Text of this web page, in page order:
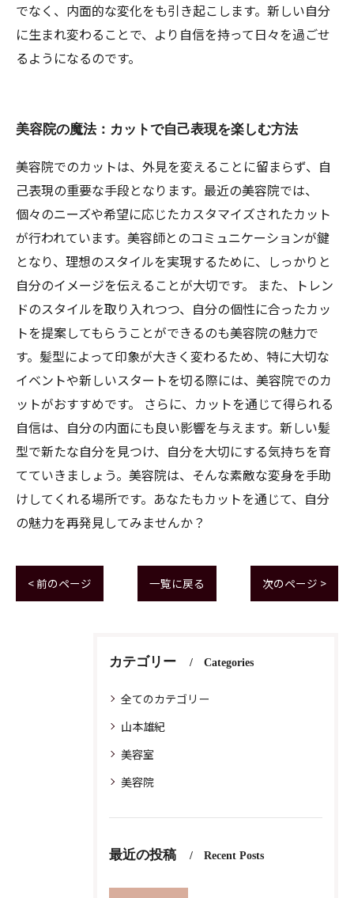
でなく、内面的な変化をも引き起こします。新しい自分
に生まれ変わることで、より自信を持って日々を過ごせ
るようになるのです。
美容院の魔法：カットで自己表現を楽しむ方法
美容院でのカットは、外見を変えることに留まらず、自
己表現の重要な手段となります。最近の美容院では、
個々のニーズや希望に応じたカスタマイズされたカット
が行われています。美容師とのコミュニケーションが鍵
となり、理想のスタイルを実現するために、しっかりと
自分のイメージを伝えることが大切です。 また、トレン
ドのスタイルを取り入れつつ、自分の個性に合ったカッ
トを提案してもらうことができるのも美容院の魅力で
す。髪型によって印象が大きく変わるため、特に大切な
イベントや新しいスタートを切る際には、美容院でのカ
ットがおすすめです。 さらに、カットを通じて得られる
自信は、自分の内面にも良い影響を与えます。新しい髪
型で新たな自分を見つけ、自分を大切にする気持ちを育
てていきましょう。美容院は、そんな素敵な変身を手助
けしてくれる場所です。あなたもカットを通じて、自分
の魅力を再発見してみませんか？
< 前のページ 一覧に戻る 次のページ >
カテゴリー Categories
全てのカテゴリー
山本雄紀
美容室
美容院
最近の投稿 Recent Posts